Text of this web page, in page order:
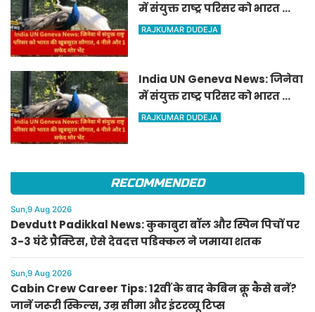
में संयुक्त राष्ट्र परिसर को भारत की
खूबसूरत सौगात, 4 नीले और 1
RAJKUMAR DUDEJA
India UN Geneva News: जिनेवा
में संयुक्त राष्ट्र परिसर को भारत की
खूबसूरत सौगात, 4 नीले और 1
RAJKUMAR DUDEJA
RECOMMENDED
Sun,9 Aug 2026
Devdutt Padikkal News: कुकाबुरा बॉल और स्पिन पिचों पर
3-3 घंटे प्रैक्टिस, ऐसे देवदत्त पडिक्कल ने जमाया शतक
Sun,9 Aug 2026
Cabin Crew Career Tips: 12वीं के बाद केबिन क्रू कैसे बनें?
जानें जरूरी स्किल्स, उम्र सीमा और इंटरव्यू टिप्स